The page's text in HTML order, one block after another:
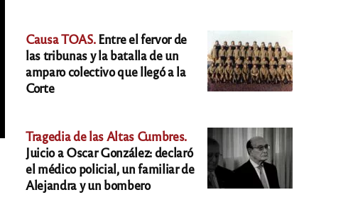
Causa TOAS.Entre el fervor de
las tribunas y la batalla de un
amparo colectivo que llegó a la
Corte
Tragedia de las Altas Cumbres.
Juicio a Oscar González: declaró
el médico policial, un familiar de
Alejandra y un bombero